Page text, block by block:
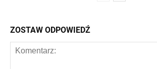
ZOSTAW ODPOWIEDŹ